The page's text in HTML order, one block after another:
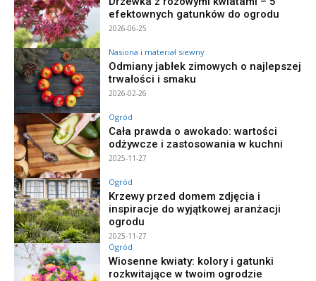
efektownych gatunków do ogrodu
2026-06-25
Nasiona i materiał siewny
Odmiany jabłek zimowych o najlepszej
trwałości i smaku
2026-02-26
Ogród
Cała prawda o awokado: wartości
odżywcze i zastosowania w kuchni
2025-11-27
Ogród
Krzewy przed domem zdjęcia i
inspiracje do wyjątkowej aranżacji
ogrodu
2025-11-27
Ogród
Wiosenne kwiaty: kolory i gatunki
rozkwitające w twoim ogrodzie